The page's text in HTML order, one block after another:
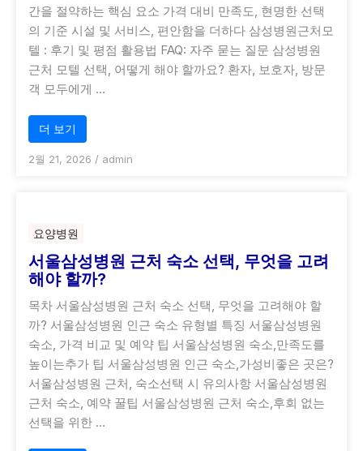
간을 절약하는 핵심 요소 가격 대비 만족도, 현명한 선택
의 기준 시설 및 서비스, 편안함을 더하다 삼성병원근처모
텔 : 후기 및 평점 활용법 FAQ: 자주 묻는 질문 삼성병원
근처 모텔 선택, 어떻게 해야 할까요? 환자, 보호자, 방문
객 모두에게 …
더 보기
2월 21, 2026 / admin
요양병원
서울삼성병원 근처 숙소 선택, 무엇을 고려
해야 할까?
목차 서울삼성병원 근처 숙소 선택, 무엇을 고려해야 할
까? 서울삼성병원 인근 숙소 유형별 특징 서울삼성병원
숙소, 가격 비교 및 예약 팁 서울삼성병원 숙소,만족도를
높이는추가 팁 서울삼성병원 인근 숙소,가성비좋은 곳은?
서울삼성병원 근처, 숙소선택 시 유의사항 서울삼성병원
근처 숙소, 예약 꿀팁 서울삼성병원 근처 숙소,후회 없는
선택을 위한 …